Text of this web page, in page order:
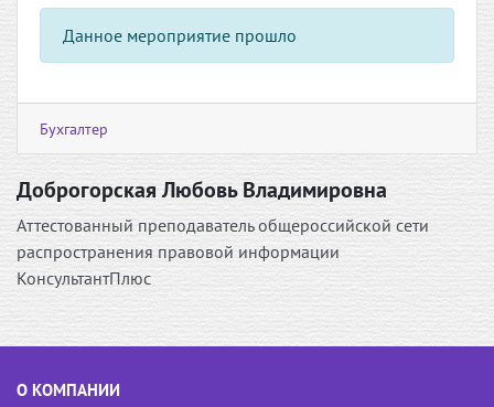
Данное мероприятие прошло
Бухгалтер
Доброгорская Любовь Владимировна
Аттестованный преподаватель общероссийской сети
распространения правовой информации
КонсультантПлюс
О КОМПАНИИ